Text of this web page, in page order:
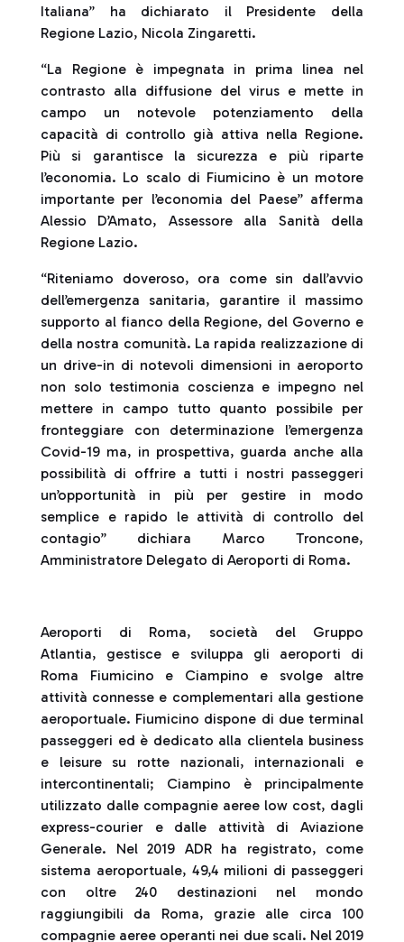
Italiana” ha dichiarato il Presidente della
Regione Lazio, Nicola Zingaretti.
“La Regione è impegnata in prima linea nel
contrasto alla diffusione del virus e mette in
campo un notevole potenziamento della
capacità di controllo già attiva nella Regione.
Più si garantisce la sicurezza e più riparte
l’economia. Lo scalo di Fiumicino è un motore
importante per l’economia del Paese” afferma
Alessio D’Amato, Assessore alla Sanità della
Regione Lazio.
“Riteniamo doveroso, ora come sin dall’avvio
dell’emergenza sanitaria, garantire il massimo
supporto al fianco della Regione, del Governo e
della nostra comunità. La rapida realizzazione di
un drive-in di notevoli dimensioni in aeroporto
non solo testimonia coscienza e impegno nel
mettere in campo tutto quanto possibile per
fronteggiare con determinazione l’emergenza
Covid-19 ma, in prospettiva, guarda anche alla
possibilità di offrire a tutti i nostri passeggeri
un’opportunità in più per gestire in modo
semplice e rapido le attività di controllo del
contagio” dichiara Marco Troncone,
Amministratore Delegato di Aeroporti di Roma.
Aeroporti di Roma, società del Gruppo
Atlantia, gestisce e sviluppa gli aeroporti di
Roma Fiumicino e Ciampino e svolge altre
attività connesse e complementari alla gestione
aeroportuale. Fiumicino dispone di due terminal
passeggeri ed è dedicato alla clientela business
e leisure su rotte nazionali, internazionali e
intercontinentali; Ciampino è principalmente
utilizzato dalle compagnie aeree low cost, dagli
express-courier e dalle attività di Aviazione
Generale. Nel 2019 ADR ha registrato, come
sistema aeroportuale, 49,4 milioni di passeggeri
con oltre 240 destinazioni nel mondo
raggiungibili da Roma, grazie alle circa 100
compagnie aeree operanti nei due scali. Nel 2019